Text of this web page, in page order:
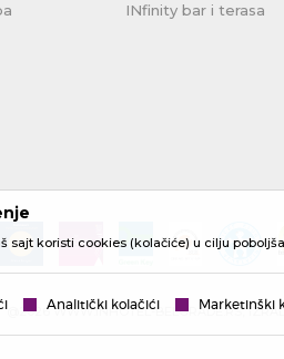
INfinity bar i terasa
@2026WWW.INHOTEL-BELGRADE.RS,
sajt koristi cookies (kolačiće) u cilju
Analitički kolačići Marketinški